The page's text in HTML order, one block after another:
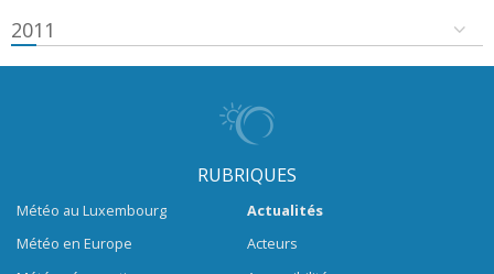
2011
RUBRIQUES
Météo au Luxembourg
Météo en Europe
Actualités
Acteurs